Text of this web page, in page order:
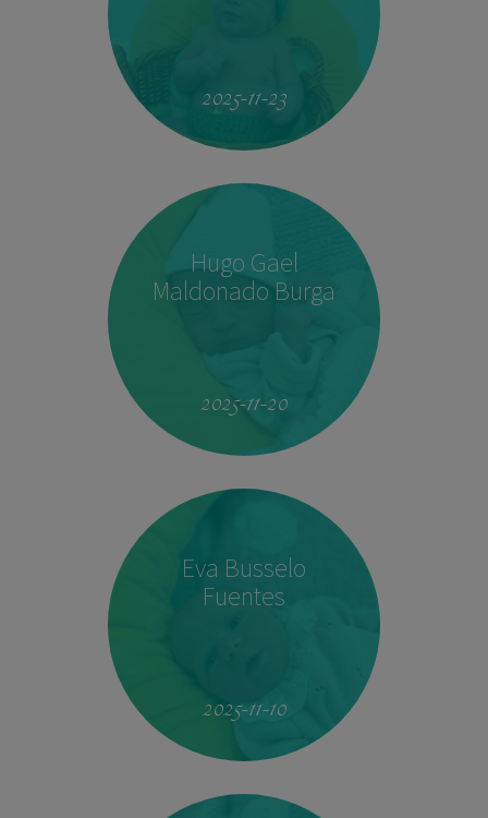
2025-11-23
Hugo Gael
Maldonado Burga
2025-11-20
Eva Busselo
Fuentes
2025-11-10